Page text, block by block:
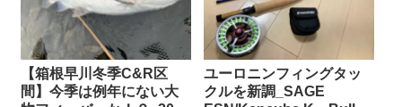
【箱根早川冬季C&R区
間】今季は例年にない大
ユーロニンフィングタッ
クルを新調_SAGE